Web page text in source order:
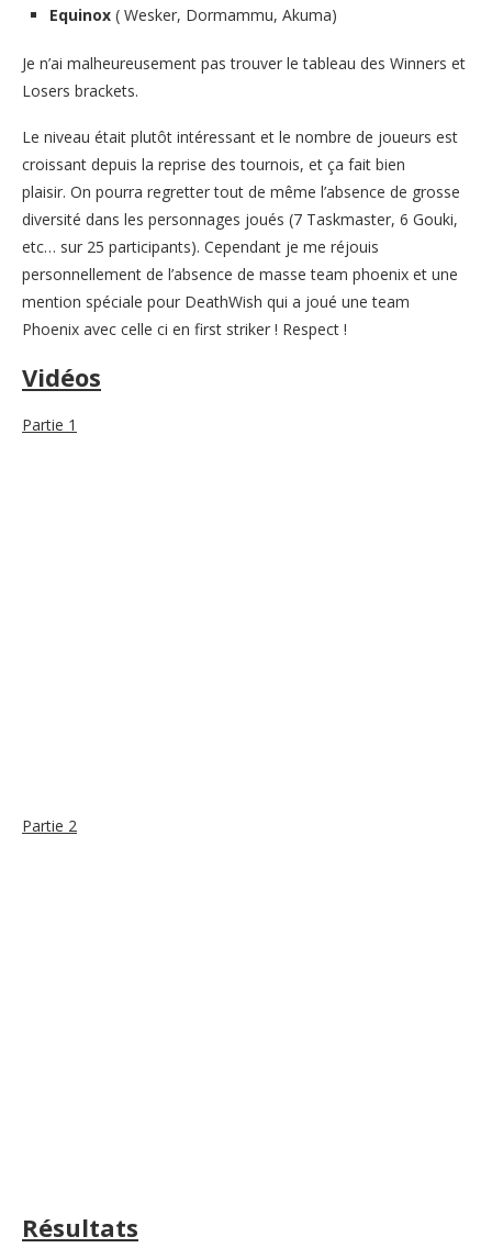
Equinox ( Wesker, Dormammu, Akuma)
Je n’ai malheureusement pas trouver le tableau des Winners et
Losers brackets.
Le niveau était plutôt intéressant et le nombre de joueurs est
croissant depuis la reprise des tournois, et ça fait bien
plaisir. On pourra regretter tout de même l’absence de grosse
diversité dans les personnages joués (7 Taskmaster, 6 Gouki,
etc… sur 25 participants). Cependant je me réjouis
personnellement de l’absence de masse team phoenix et une
mention spéciale pour DeathWish qui a joué une team
Phoenix avec celle ci en first striker ! Respect !
Vidéos
Partie 1
Partie 2
Résultats